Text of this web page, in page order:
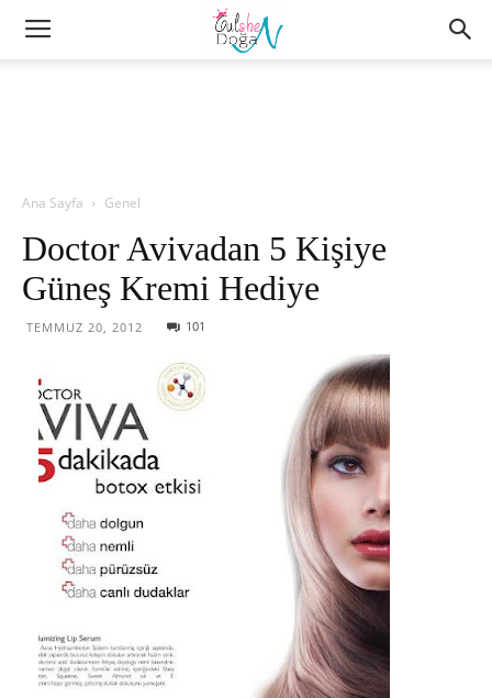
Ana Sayfa Genel
Doctor Avivadan 5 Kişiye
Güneş Kremi Hediye
TEMMUZ 20, 2012 101